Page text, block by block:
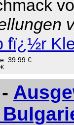
fï¿½r
39.99 €